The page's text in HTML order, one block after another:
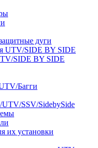
дуги
UTV/SIDE BY SIDE
SIDE BY SIDE
Багги
SSV/SidebySide
их установки